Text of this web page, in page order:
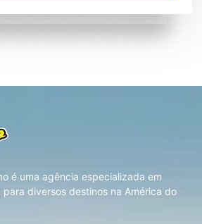
é uma agência especializada em
diversos destinos na América do